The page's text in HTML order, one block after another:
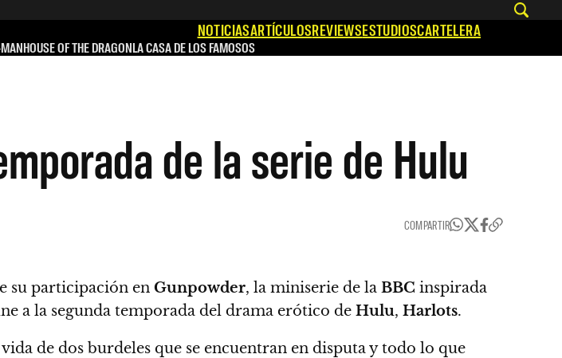
NOTICIASARTÍCULOSREVIEWSESTUDIOSCARTELERA
HOUSE OF THE DRAGONLA CASA DE LOS FAMOSOS
de la serie de Hulu
COMPARTIR
su participación en Gunpowder, la miniserie de la BBC inspirada
a la segunda temporada del drama erótico de Hulu, Harlots.
de dos burdeles que se encuentran en disputa y todo lo que